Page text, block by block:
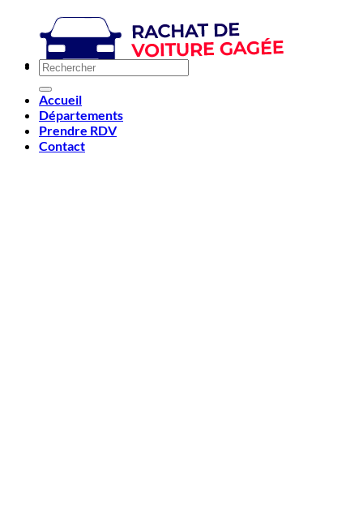
Accueil
Départements
Prendre RDV
Contact